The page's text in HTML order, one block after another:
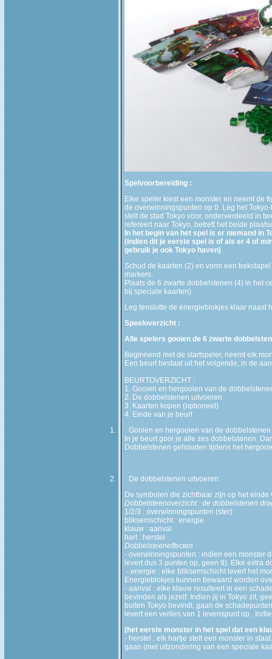
Spelvoorbereiding :
Elke speler kiest een monster en neemt de
de overwinningspunten op 0. Leg het
stelt de stad Tokyo voor, onderverdeeld in
refereert naar Tokyo, betreft het beide
In het begin van het spel is er niemand in
(indien dit je eerste spel is of als er 4 of
gebruik je ook Tokyo haven)
Schud de kaarten (2) en vorm een
markers.
Plaats de 6 zwarte dobbelstenen (4) in het
bij speciale kaarten).
Leg tenslotte de energieblokjes klaar naast
Speeloverzicht :
Alle spelers gooien de 6 zwarte
Beginnend met de startspeler, neemt elk
Een beurt bestaat uit het volgende, in de
BEURTOVERZICHT :
1. Gooien en hergooien van de
2. De dobbelstenen uitvoeren
3. Kaarten kopen (optioneel)
4. Einde van je beurt
1.
Gooien en hergooien van de dobbelstenen
In je beurt gooi je alle zes dobbelstenen.
Dobbelstenen gehouden tijdens het
2.
De dobbelstenen uitvoeren
De symbolen die zichtbaar zijn op het
Dobbelsteenoverzicht : de dobbelstenen
1/2/3 : overwinningspunten (ster)
bliksemschicht : energie
klauw : aanval
hart : herstel
Dobbelsteeneffecten :
- overwinningspunten : indien een monster
levert dus 3 punten op, geen 9). Elke extra
- energie : elke bliksemschicht levert het
Energieblokjes kunnen bewaard worden
- aanval : elke klauw resulteert in een
bevinden als jezelf. Indien jij in Tokyo zit,
buiten Tokyo bevindt, gaan de
levert een verlies van 1 levenspunt op .
(het eerste monster in het spel dat een
- herstel : elk hartje stelt een monster in
gaan (met uitzondering van een speciale